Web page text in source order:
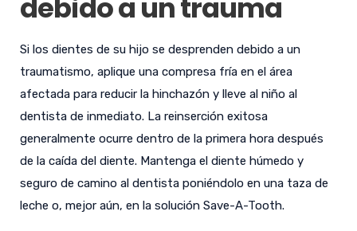
debido a un trauma
Si los dientes de su hijo se desprenden debido a un
traumatismo, aplique una compresa fría en el área
afectada para reducir la hinchazón y lleve al niño al
dentista de inmediato. La reinserción exitosa
generalmente ocurre dentro de la primera hora después
de la caída del diente. Mantenga el diente húmedo y
seguro de camino al dentista poniéndolo en una taza de
leche o, mejor aún, en la solución Save-A-Tooth.